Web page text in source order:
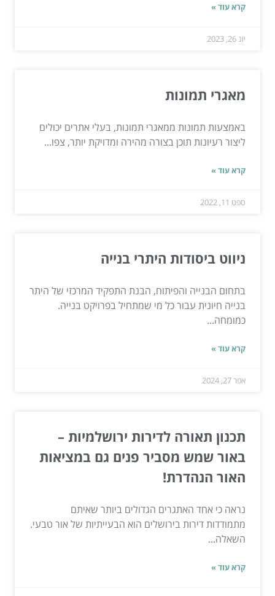
קרא עוד »
יונ 26, 2023
מאגרי תמונות
באמצעות תמונות ממאגרי תמונות, בעלי אתרים יכולים
ליצור רעיונות תוכן בצורה מהירה ומדויקת יותר, צפו...
קרא עוד »
ספט 11, 2022
ניווט ביסודות היתרי בנייה
בתחום הבנייה והפיתוח, הבנת התפקיד המרכזי של היתר
בנייה חיונית עבור כל מי שמתחיל בפרויקט בנייה.
כמומחה...
קרא עוד »
אפר 27, 2024
תכנון תאורה לדירות ירושלמיות –
באור שמש מסביר פנים גם במציאות
האור הנהדרת!
נראה כי אחד האתגרים הגדולים ביותר שאיתם
מתמודדות דירות בירושלים הוא הבעייתיות של אור טבעי.
השאלה...
קרא עוד »